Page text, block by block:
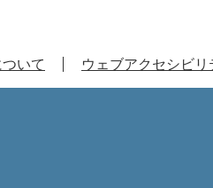
いて ウェブアクセシビリ